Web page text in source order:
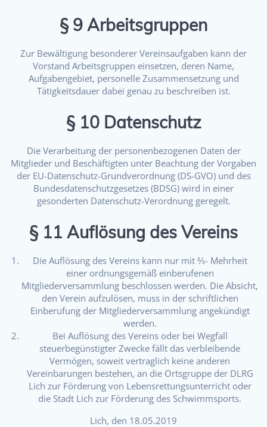
§ 9 Arbeitsgruppen
Zur Bewältigung besonderer Vereinsaufgaben kann der
Vorstand Arbeitsgruppen einsetzen, deren Name,
Aufgabengebiet, personelle Zusammensetzung und
Tätigkeitsdauer dabei genau zu beschreiben ist.
§ 10 Datenschutz
Die Verarbeitung der personenbezogenen Daten der
Mitglieder und Beschäftigten unter Beachtung der Vorgaben
der EU-Datenschutz-Grundverordnung (DS-GVO) und des
Bundesdatenschutzgesetzes (BDSG) wird in einer
gesonderten Datenschutz-Verordnung geregelt.
§ 11 Auflösung des Vereins
Die Auflösung des Vereins kann nur mit ⅔- Mehrheit
einer ordnungsgemäß einberufenen
Mitgliederversammlung beschlossen werden. Die Absicht,
den Verein aufzulösen, muss in der schriftlichen
Einberufung der Mitgliederversammlung angekündigt
werden.
Bei Auflösung des Vereins oder bei Wegfall
steuerbegünstigter Zwecke fällt das verbleibende
Vermögen, soweit vertraglich keine anderen
Vereinbarungen bestehen, an die Ortsgruppe der DLRG
Lich zur Förderung von Lebensrettungsunterricht oder
die Stadt Lich zur Förderung des Schwimmsports.
Lich, den 18.05.2019